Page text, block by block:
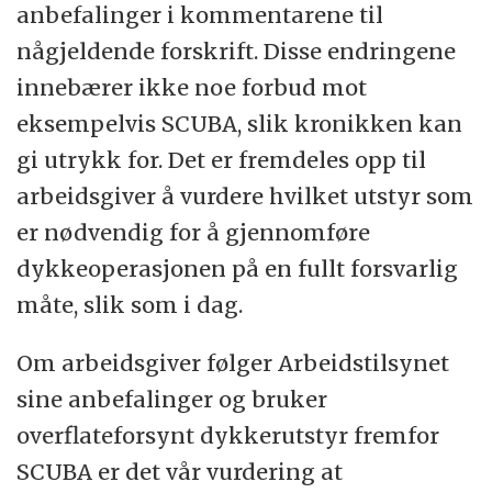
anbefalinger i kommentarene til
någjeldende forskrift. Disse endringene
innebærer ikke noe forbud mot
eksempelvis SCUBA, slik kronikken kan
gi utrykk for. Det er fremdeles opp til
arbeidsgiver å vurdere hvilket utstyr som
er nødvendig for å gjennomføre
dykkeoperasjonen på en fullt forsvarlig
måte, slik som i dag.
Om arbeidsgiver følger Arbeidstilsynet
sine anbefalinger og bruker
overflateforsynt dykkerutstyr fremfor
SCUBA er det vår vurdering at